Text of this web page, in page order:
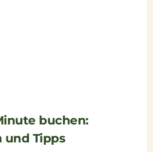
buchen:
und Tipps